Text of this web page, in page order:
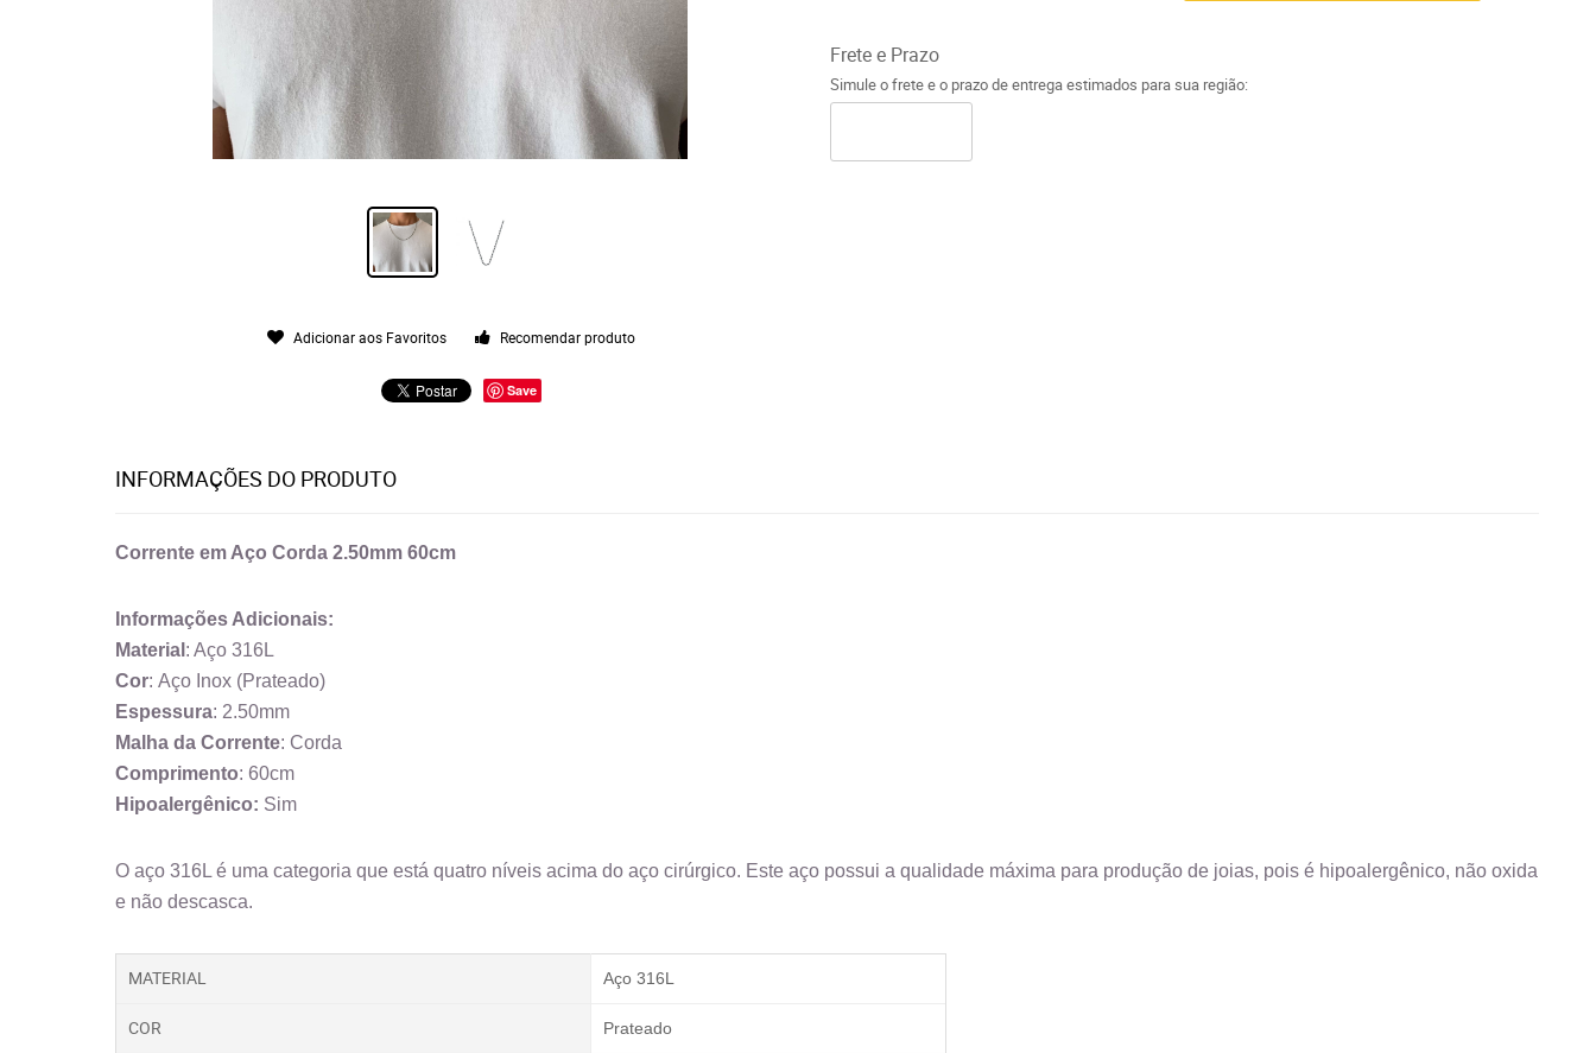
Adicionar aos Favoritos Recomendar produto
Save
Frete e Prazo
Simule o frete e o prazo de entrega estimados para sua região:
INFORMAÇÕES DO PRODUTO
Corrente em Aço Corda 2.50mm 60cm
Informações Adicionais:
Material : Aço 316L
Cor: Aço Inox (Prateado)
Espessura: 2.50mm
Malha da Corrente: Corda
Comprimento: 60cm
Hipoalergênico: Sim
O aço 316L é uma categoria que está quatro níveis acima do aço cirúrgico. Este aço possui a qualidade máxima para produção de joias, pois é hipoalergênico, não oxida
e não descasca.
MATERIAL Aço 316L
COR Prateado